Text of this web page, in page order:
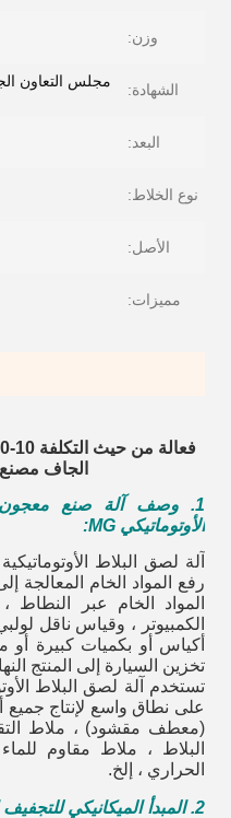
وزن:
الشهادة:
البعد:
نوع الخلاط:
الأصل:
مميزات:
الجاف
1. وصف آلة صنع معجون
الأوتوماتيكي MG:
رفع المواد الخام المعالجة
المواد الخام عبر
الكمبيوتر ، وقياس ناقل
أكياس أو بكميات كبيرة أو
تخزين السيارة إلى المنتج
على نطاق واسع لإنتاج جميع
(معطف مقشود) ، ملاط
البلاط ، ملاط ​​مقاوم
الحراري ، إلخ.
2. المبدأ الميكانيكي للتجفيف الآلي MG